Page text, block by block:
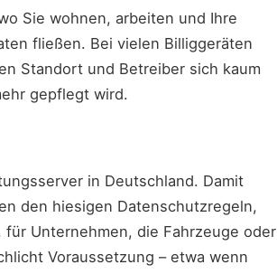
Sie wohnen, arbeiten und Ihre
fließen. Bei vielen Billiggeräten
Standort und Betreiber sich kaum
gepflegt wird.
in Deutschland. Damit
den hiesigen Datenschutzregeln,
für Unternehmen, die Fahrzeuge oder
Voraussetzung – etwa wenn